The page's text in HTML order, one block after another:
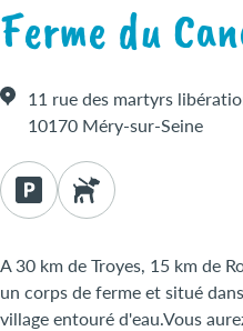
Ferme du
11 rue des martyrs
10170 Méry-sur-Seine
A 30 km de Troyes, 15 km de
un corps de ferme et situé
village entouré d'eau.Vous